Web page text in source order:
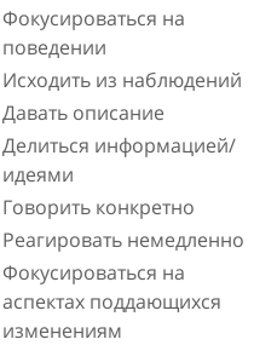
Фокусироваться на
поведении
Исходить из наблюдений
Давать описание
Делиться информацией/
идеями
Говорить конкретно
Реагировать немедленно
Фокусироваться на
аспектах поддающихся
изменениям